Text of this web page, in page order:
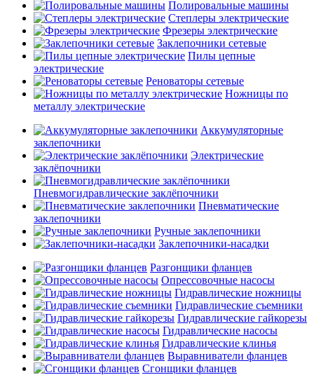
Полировальные машины
Степлеры электрические
Фрезеры электрические
Заклепочники сетевые
Пилы цепные
электрические
Реноваторы сетевые
Ножницы по
металлу электрические
Аккумуляторные
заклепочники
Электрические
заклёпочники
Пневмогидравлические заклёпочники
Пневматические
заклепочники
Ручные заклепочники
Заклепочники-насадки
Разгонщики фланцев
Опрессовочные насосы
Гидравлические ножницы
Гидравлические съемники
Гидравлические гайкорезы
Гидравлические насосы
Гидравлические клинья
Выравниватели фланцев
Сгонщики фланцев